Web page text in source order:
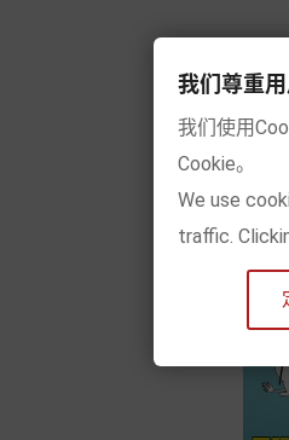
我们尊重
我们使用
Cookie。
We use
traffic.